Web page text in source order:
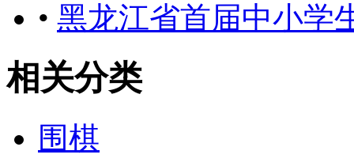
• 黑龙江省首届中小学
相关分类
围棋